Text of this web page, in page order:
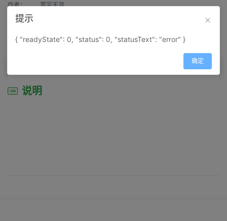
作者： 寰宇天涯
来源：
属性： 地图属性： 地图类型-城市城区图
说明
提示
{ "readyState": 0, "status": 0, "statusText": "error" }
确定